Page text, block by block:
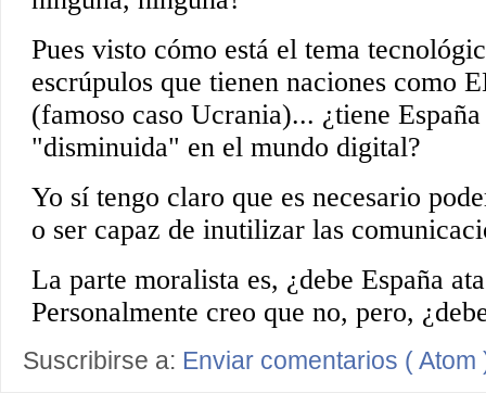
Suscribirse a: Enviar comentarios ( Atom